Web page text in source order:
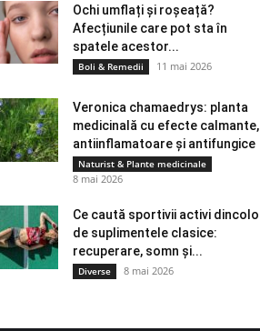
Ochi umflați și roșeață?
Afecțiunile care pot sta în
spatele acestor...
Boli & Remedii 11 mai 2026
Veronica chamaedrys: planta
medicinală cu efecte calmante,
antiinflamatoare și antifungice
Naturist & Plante medicinale
8 mai 2026
Ce caută sportivii activi dincolo
de suplimentele clasice:
recuperare, somn și...
Diverse 8 mai 2026